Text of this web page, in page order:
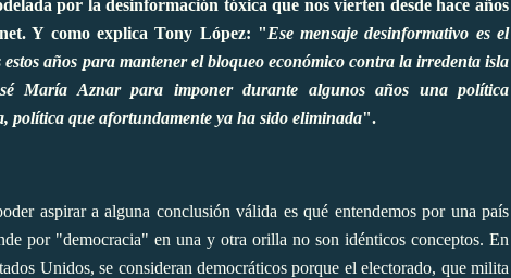
por la desinformación tóxica que nos vierten desde hace años
Y como explica Tony López: "Ese mensaje desinformativo es el
años para mantener el bloqueo económico contra la irredenta isla
María Aznar para imponer durante algunos años una política
que afortundamente ya ha sido eliminada".
aspirar a alguna conclusión válida es qué entendemos por una país
por "democracia" en una y otra orilla no son idénticos conceptos. En
Unidos, se consideran democráticos porque el electorado, que milita